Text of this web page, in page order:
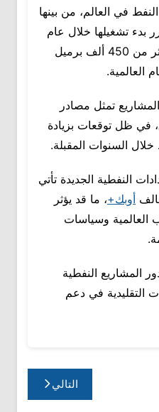
في العالم، من بينها
بدء تشغيلها خلال عام
2026، يمكن أن تضيف أكثر من 450 ألف برميل
العالمية.
تمثل مصادر
في ظل توقعات بزيادة
السنوات المقبلة.
النفطية الجديدة تأتي
أوبك+، ما قد يؤثر
العالمية وسياسات
المشاريع النفطية
التقليدية في دعم
التالي